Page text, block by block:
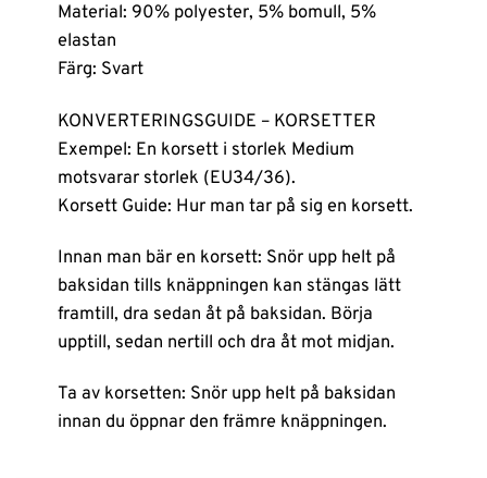
Material: 90% polyester, 5% bomull, 5%
elastan
Färg: Svart
KONVERTERINGSGUIDE – KORSETTER
Exempel: En korsett i storlek Medium
motsvarar storlek (EU34/36).
Korsett Guide: Hur man tar på sig en korsett.
Innan man bär en korsett: Snör upp helt på
baksidan tills knäppningen kan stängas lätt
framtill, dra sedan åt på baksidan. Börja
upptill, sedan nertill och dra åt mot midjan.
Ta av korsetten: Snör upp helt på baksidan
innan du öppnar den främre knäppningen.